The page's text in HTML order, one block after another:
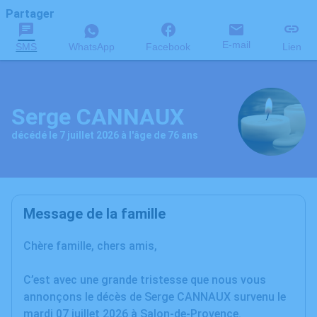
Partager
SMS WhatsApp Facebook E-mail Lien
Serge CANNAUX
décédé le 7 juillet 2026 à l'âge de 76 ans
Message de la famille
Chère famille, chers amis,
C’est avec une grande tristesse que nous vous
annonçons le décès de Serge CANNAUX survenu le
mardi 07 juillet 2026 à Salon-de-Provence.